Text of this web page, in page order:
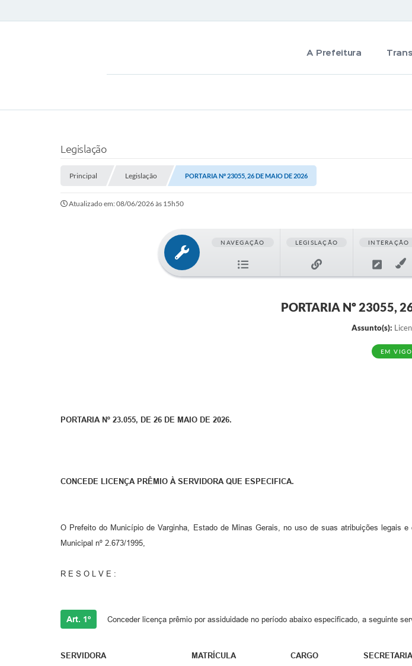
A Prefeitura
Legislação
Principal Legislação PORTARIA Nº 23055, 26 DE MAIO DE 2026
Atualizado em: 08/06/2026 às 15h50
NAVEGAÇÃO LEGISLAÇÃO INTERAÇÃO
PORTARIA Nº 23055,
Assunto(s):
EM
PORTARIA Nº 23.055, DE 26 DE MAIO DE 2026.
CONCEDE LICENÇA PRÊMIO À SERVIDORA QUE ESPECIFICA.
O Prefeito do Município de Varginha, Estado de Minas Gerais, no uso de suas atribuições legais
Municipal nº 2.673/1995,
R E S O L V E :
Art. 1º Conceder licença prêmio por assiduidade no período abaixo especificado, a seguinte
SERVIDORA MATRÍCULA CARGO SECRETARIA